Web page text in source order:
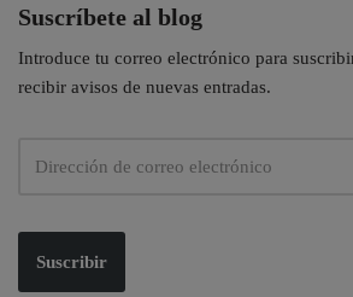
Suscríbete al blog
Introduce tu correo electrónico para
recibir avisos de nuevas entradas.
Suscribir